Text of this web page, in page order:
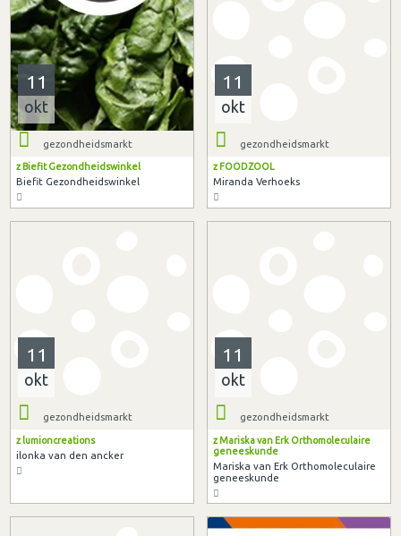
11
okt
gezondheidsmarkt
z Biefit Gezondheidswinkel
Biefit Gezondheidswinkel
11
okt
gezondheidsmarkt
z FOODZOOL
Miranda Verhoeks
11
okt
gezondheidsmarkt
z lumioncreations
ilonka van den ancker
11
okt
gezondheidsmarkt
z Mariska van Erk Orthomoleculaire
geneeskunde
Mariska van Erk Orthomoleculaire
geneeskunde